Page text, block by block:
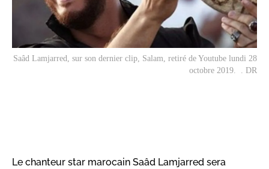
Saâd Lamjarred, sur son dernier clip, Salam, retiré de Youtube lundi 28
octobre 2019. . DR
Le chanteur star marocain Saâd Lamjarred sera